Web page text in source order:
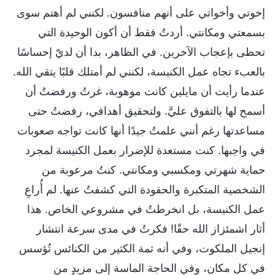
إخوتي وأخواتي على أنهم منافسون. لكنني لم أهتم سوى
بسمعتي ومكانتي. أردتُ فقط أن أكون الوحيدة التي
تحظى بإعجاب الآخرين. في الظاهر، بدا أن لديّ إحساسًا
بالعبء تجاه عمل الكنيسة، لكنني لم أمتلك قلبًا يتقي الله.
عندما رأيت أن مايلين كانت موهوبة، غرتُ ورفضتُ أن
أسمح لها بالتفوق عليَّ. ولتحقيق أهدافي، رفضتُ حتى
مساعدتها رغم أنني علمتُ جيدًا أنها كانت تواجه صعوبات
في واجبها. كنت مستعدة للإضرار بعمل الكنيسة لمجرد
حماية شهرتي ومكسبي ومكانتي. كنتُ مرعوبة من
الشخصية المتكبرة والحقودة التي كشفتُ عنها. لم أُراعِ
عمل الكنيسة، بل انخرطتُ في مشروعي الخاص. هذا
أثار اشمئزاز الله حقًا! فكرتُ في مدى سرعة انتشار
إنجيل الملكوت، وفي أنه ثمة الكثير من الكنائس تُؤسس
في كل مكان، وفي الحاجة الماسة إلى مزيدٍ من